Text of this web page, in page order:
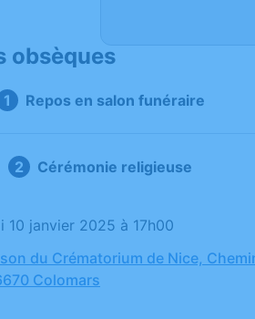
obsèques
Repos en salon funéraire
Cérémonie religieuse
10 janvier 2025 à 17h00
du Crématorium de Nice,
Colomars